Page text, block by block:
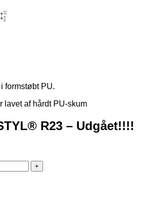
formstøbt PU.
lavet af hårdt PU-skum
R23 – Udgået!!!!